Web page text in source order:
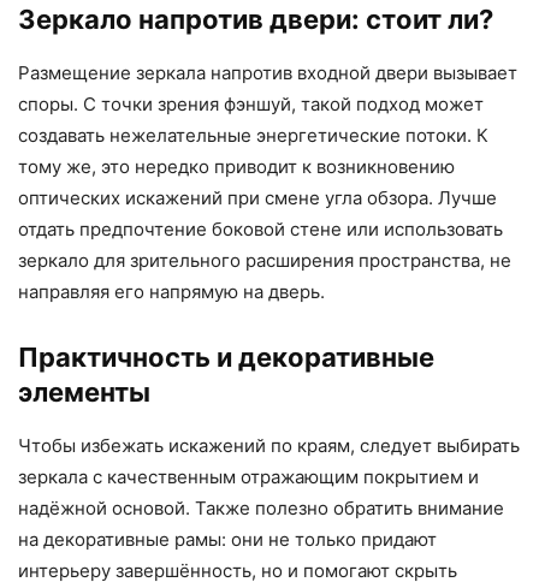
Зеркало напротив двери: стоит ли?
Размещение зеркала напротив входной двери вызывает
споры. С точки зрения фэншуй, такой подход может
создавать нежелательные энергетические потоки. К
тому же, это нередко приводит к возникновению
оптических искажений при смене угла обзора. Лучше
отдать предпочтение боковой стене или использовать
зеркало для зрительного расширения пространства, не
направляя его напрямую на дверь.
Практичность и декоративные
элементы
Чтобы избежать искажений по краям, следует выбирать
зеркала с качественным отражающим покрытием и
надёжной основой. Также полезно обратить внимание
на декоративные рамы: они не только придают
интерьеру завершённость, но и помогают скрыть